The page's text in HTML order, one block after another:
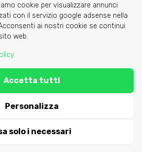
Cookie
Privacy Policy
Area riservata
di Torino - via Barbaroux 1
- tel:
cookie per visualizzare annunci
con il servizio google adsense nella
ai nostri cookie se continui
web.
solo i necessari
Personalizza
Accetta tutti